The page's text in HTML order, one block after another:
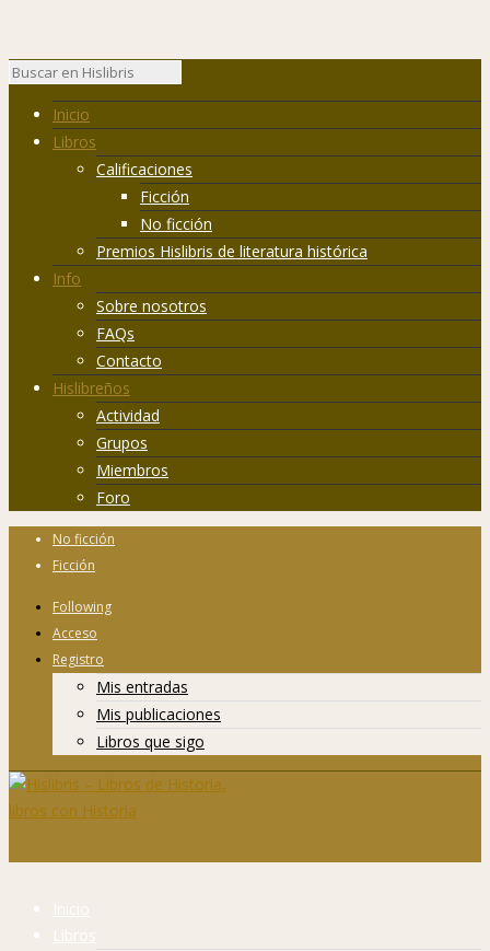
Inicio
Libros
Calificaciones
Ficción
No ficción
Premios Hislibris de literatura histórica
Info
Sobre nosotros
FAQs
Contacto
Hislibreños
Actividad
Grupos
Miembros
Foro
No ficción
Ficción
Following
Acceso
Registro
Mis entradas
Mis publicaciones
Libros que sigo
Inicio
Libros